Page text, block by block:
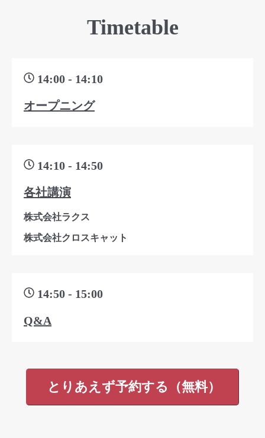
Timetable
14:00 - 14:10
オープニング
14:10 - 14:50
各社講演
株式会社ラクス
株式会社クロスキャット
14:50 - 15:00
Q&A
とりあえず予約する（無料）